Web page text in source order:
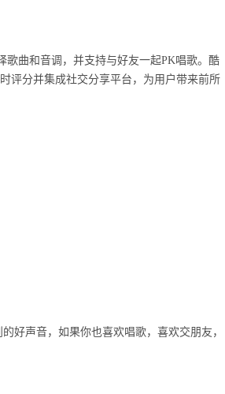
曲和音调，并支持与好友一起PK唱歌。酷
评分并集成社交分享平台，为用户带来前所
好声音，如果你也喜欢唱歌，喜欢交朋友，